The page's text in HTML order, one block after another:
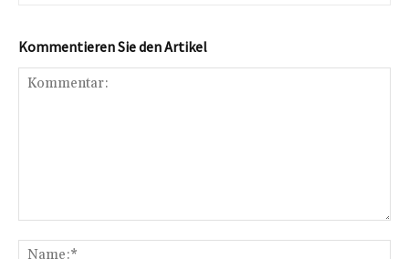
Kommentieren Sie den Artikel